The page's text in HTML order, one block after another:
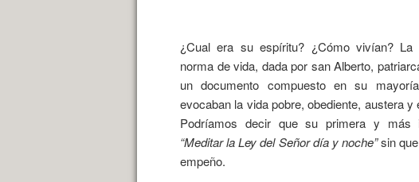
¿Cual era su espíritu? ¿Cómo vivían?
norma de vida, dada por san Alberto,
un documento compuesto en su
evocaban la vida pobre, obediente, austera
Podríamos decir que su primera y más
“Meditar la Ley del Señor día y noche”sin
empeño.